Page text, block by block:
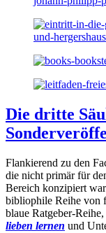
Die dritte
Flankierend zu den
die nicht primär für
Bereich konzipiert
bibliophile Reihe von
blaue Ratgeber-
lieben lernen und